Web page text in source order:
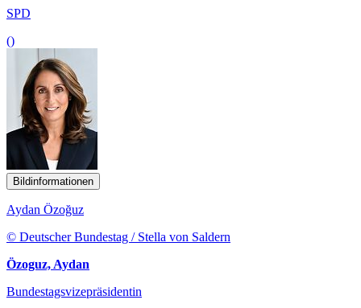
SPD
()
Bildinformationen
Aydan Özoğuz
© Deutscher Bundestag / Stella von Saldern
Özoguz, Aydan
Bundestagsvizepräsidentin